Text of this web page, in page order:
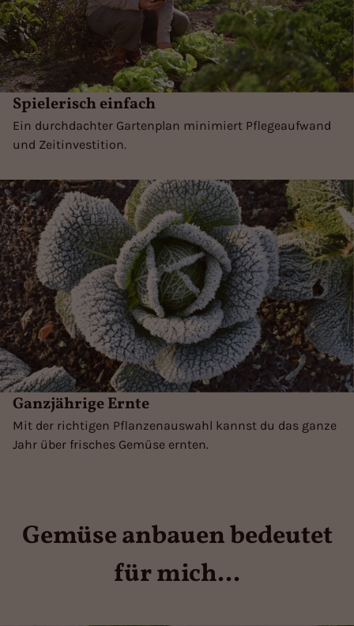
Spielerisch einfach
Ein durchdachter Gartenplan minimiert Pflegeaufwand
und Zeitinvestition.
Ganzjährige Ernte
Mit der richtigen Pflanzenauswahl kannst du das ganze
Jahr über frisches Gemüse ernten.
Gemüse anbauen bedeutet
für mich...